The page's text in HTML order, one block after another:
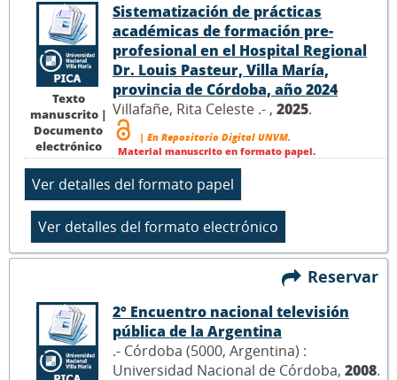
Texto
manuscrito |
Documento
electrónico
Sistematización de prácticas
académicas de formación pre-
profesional en el Hospital Regional
Dr. Louis Pasteur, Villa María,
provincia de Córdoba, año 2024
Villafañe, Rita Celeste .- , 2025.
| En Repositorio Digital UNVM.
Material manuscrito en formato papel.
Reservar
2° Encuentro nacional televisión
pública de la Argentina
.- Córdoba (5000, Argentina) :
Universidad Nacional de Córdoba, 2008.